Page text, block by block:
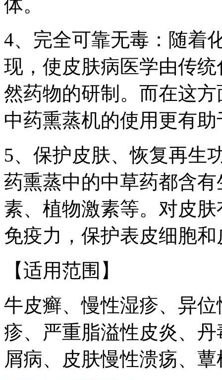
体。
4、完全可靠无毒：随着
现，使皮肤病医学由传
然药物的研制。而在这
中药熏蒸机的使用更有
5、保护皮肤、恢复再生
药熏蒸中的中草药都含
素、植物激素等。对皮
免疫力，保护表皮细胞
【适用范围】
牛皮癣、慢性湿疹、异
疹、严重脂溢性皮炎、
屑病、皮肤慢性溃疡、